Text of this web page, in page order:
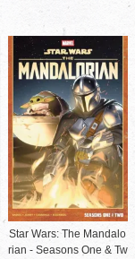
Star Wars: The Mandalo
rian - Seasons One & Tw